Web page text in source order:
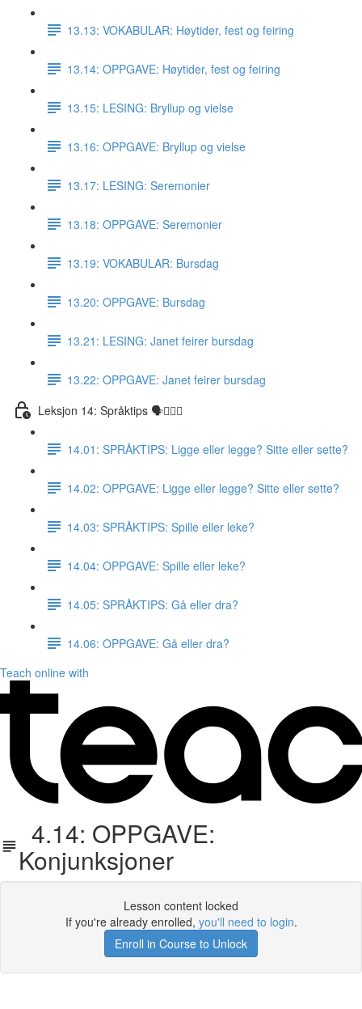
13.13: VOKABULAR: Høytider, fest og feiring
13.14: OPPGAVE: Høytider, fest og feiring
13.15: LESING: Bryllup og vielse
13.16: OPPGAVE: Bryllup og vielse
13.17: LESING: Seremonier
13.18: OPPGAVE: Seremonier
13.19: VOKABULAR: Bursdag
13.20: OPPGAVE: Bursdag
13.21: LESING: Janet feirer bursdag
13.22: OPPGAVE: Janet feirer bursdag
Leksjon 14: Språktips 🗣☝🏼✅
14.01: SPRÅKTIPS: Ligge eller legge? Sitte eller sette?
14.02: OPPGAVE: Ligge eller legge? Sitte eller sette?
14.03: SPRÅKTIPS: Spille eller leke?
14.04: OPPGAVE: Spille eller leke?
14.05: SPRÅKTIPS: Gå eller dra?
14.06: OPPGAVE: Gå eller dra?
Teach online with
4.14: OPPGAVE:
Konjunksjoner
Lesson content locked
If you're already enrolled, you'll need to login.
Enroll in Course to Unlock